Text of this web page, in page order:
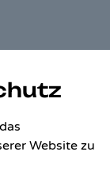
Website zu